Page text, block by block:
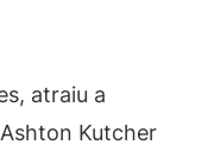
atraiu a
Kutcher